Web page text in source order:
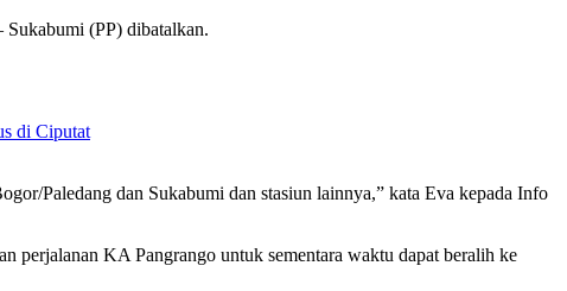
(PP) dibatalkan.
di Ciputat
Paledang dan Sukabumi dan stasiun lainnya,” kata Eva kepada Info
perjalanan KA Pangrango untuk sementara waktu dapat beralih ke